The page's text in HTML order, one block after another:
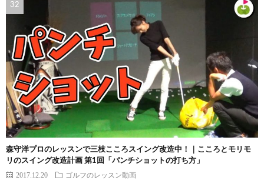
森守洋プロのレッスンで三枝こころスイング改造中！｜こころとモリモ
リのスイング改造計画 第1回「パンチショットの打ち方」
2017.12.20 ゴルフのレッスン動画